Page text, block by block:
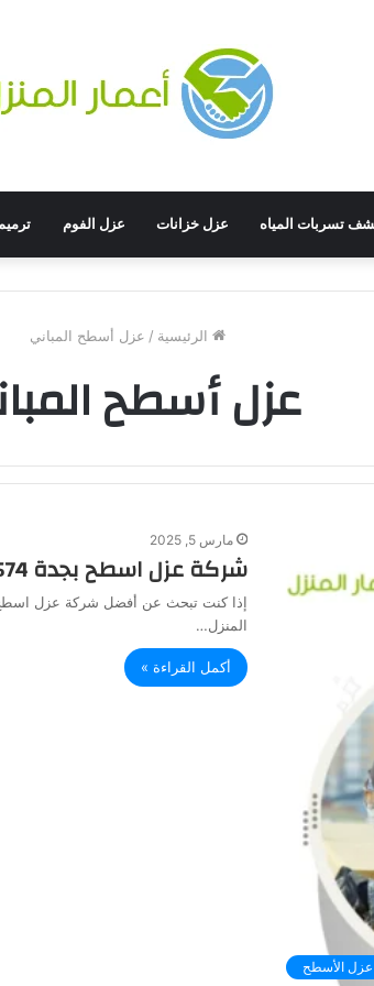
تسربات المياه عزل خزانات عزل الفوم
الرئيسية / عزل أسطح المباني
عزل أسطح
عزل الأسطح
مارس 5, 2025
شركة عزل اسطح بجدة 0543171574 عزل الأسطح بجدة
إذا كنت تبحث عن أفضل شركة عزل اسطح
المنزل…
أكمل القراءة »